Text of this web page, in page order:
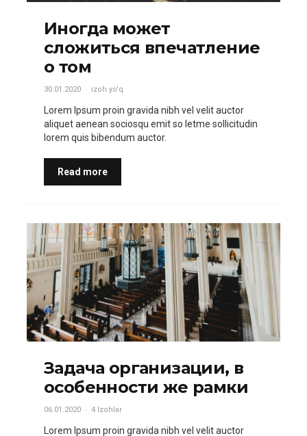
Иногда может
сложиться впечатление
о том
30.01.2020 izoh yo'q
Lorem Ipsum proin gravida nibh vel velit auctor
aliquet aenean sociosqu emit so letme sollicitudin
lorem quis bibendum auctor.
Read more
Задача организации, в
особенности же рамки
06.01.2020 4 Izohlar
Lorem Ipsum proin gravida nibh vel velit auctor